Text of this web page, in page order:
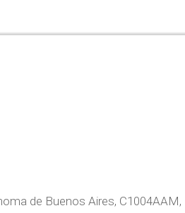
de Buenos Aires, C1004AAM,